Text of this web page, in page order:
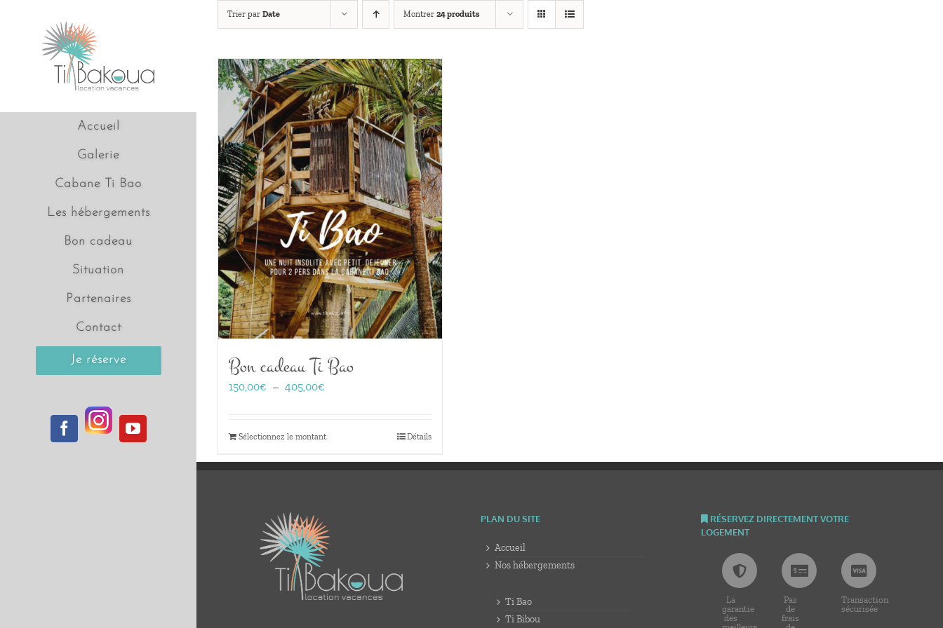
Accueil
Galerie
Cabane Ti Bao
Les hébergements
Bon cadeau
Situation
Partenaires
Contact
Je réserve
Facebook
Instagram
YouTube
Trier par Date Montrer 24 produits
Bon cadeau Ti Bao
150,00€ – 405,00€
à
Sélectionnez le montant Détails
PLAN DU SITE
Accueil
Nos hébergements
Ti Bao
Ti Bibou
RÉSERVEZ DIRECTEMENT VOTRE
LOGEMENT
La
garantie
des
Pas
de
frais
Transaction
sécurisée